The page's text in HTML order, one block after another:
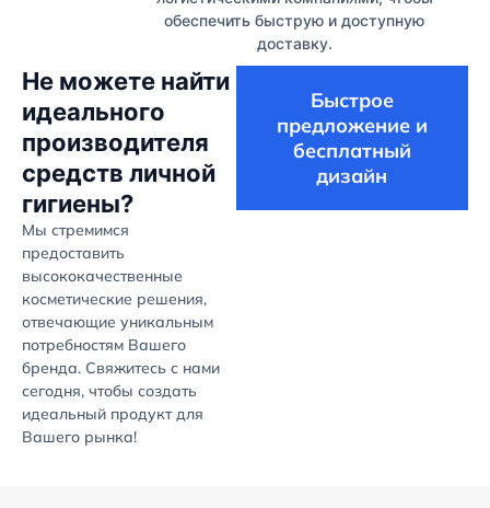
обеспечить быструю и доступную
доставку.
Не можете найти
идеального
производителя
средств личной
гигиены?
Мы стремимся
предоставить
высококачественные
косметические решения,
отвечающие уникальным
потребностям Вашего
бренда. Свяжитесь с нами
сегодня, чтобы создать
идеальный продукт для
Вашего рынка!
Быстрое
предложение и
бесплатный
дизайн